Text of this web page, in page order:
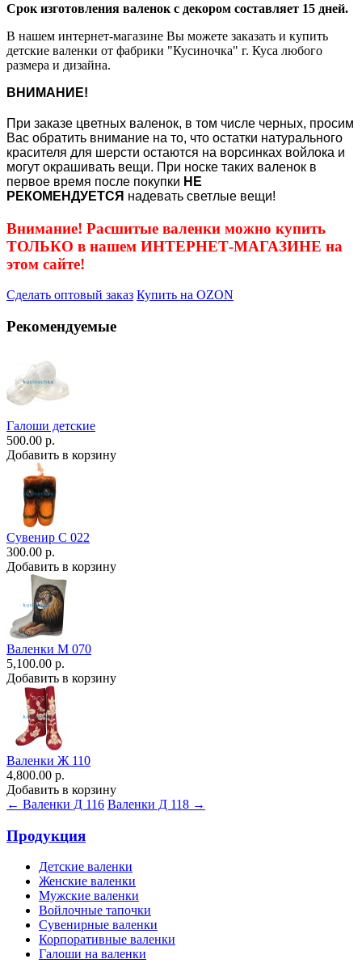
Срок изготовления валенок с декором составляет 15 дней.
В нашем интернет-магазине Вы можете заказать и купить
детские валенки от фабрики "Кусиночка" г. Куса любого
размера и дизайна.
ВНИМАНИЕ!
При заказе цветных валенок, в том числе черных, просим
Вас обратить внимание на то, что остатки натурального
красителя для шерсти остаются на ворсинках войлока и
могут окрашивать вещи. При носке таких валенок в
первое время после покупки НЕ
РЕКОМЕНДУЕТСЯ надевать светлые вещи!
Внимание! Расшитые валенки можно купить
ТОЛЬКО в нашем ИНТЕРНЕТ-МАГАЗИНЕ на
этом сайте!
Сделать оптовый заказ Купить на OZON
Рекомендуемые
Галоши детские
500.00 р.
Добавить в корзину
Сувенир С 022
300.00 р.
Добавить в корзину
Валенки М 070
5,100.00 р.
Добавить в корзину
Валенки Ж 110
4,800.00 р.
Добавить в корзину
← Валенки Д 116 Валенки Д 118 →
Продукция
Детские валенки
Женские валенки
Мужские валенки
Войлочные тапочки
Сувенирные валенки
Корпоративные валенки
Галоши на валенки